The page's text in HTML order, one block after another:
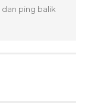
dan ping balik